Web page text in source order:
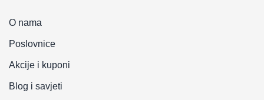
O nama
Poslovnice
Akcije i kuponi
Blog i savjeti